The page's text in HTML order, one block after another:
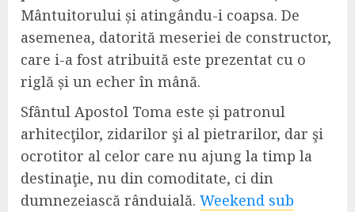
Mântuitorului și atingându-i coapsa. De
asemenea, datorită meseriei de constructor,
care i-a fost atribuită este prezentat cu o
riglă și un echer în mână.
Sfântul Apostol Toma este și patronul
arhitecţilor, zidarilor şi al pietrarilor, dar şi
ocrotitor al celor care nu ajung la timp la
destinaţie, nu din comoditate, ci din
dumnezeiască rânduială. Weekend sub